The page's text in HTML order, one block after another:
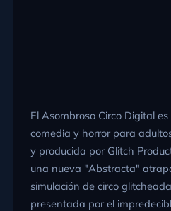
El Asombroso Circo Digital
comedia y horror para
y producida por Glitch
una nueva "Abstracta"
simulación de circo
presentada por el